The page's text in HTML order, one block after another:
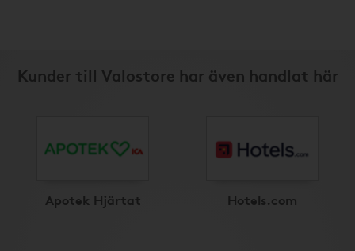
Kunder till Valostore har även handlat här
Apotek Hjärtat Hotels.com